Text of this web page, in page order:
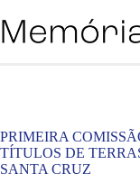
para
o
PRIMEIRA
TÍTULOS DE
SANTA CRUZ